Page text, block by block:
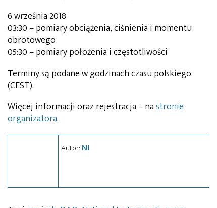
6 września 2018
03:30 – pomiary obciążenia, ciśnienia i momentu
obrotowego
05:30 – pomiary położenia i częstotliwości
Terminy są podane w godzinach czasu polskiego
(CEST).
Więcej informacji oraz rejestracja – nastronie
organizatora.
Autor: NI